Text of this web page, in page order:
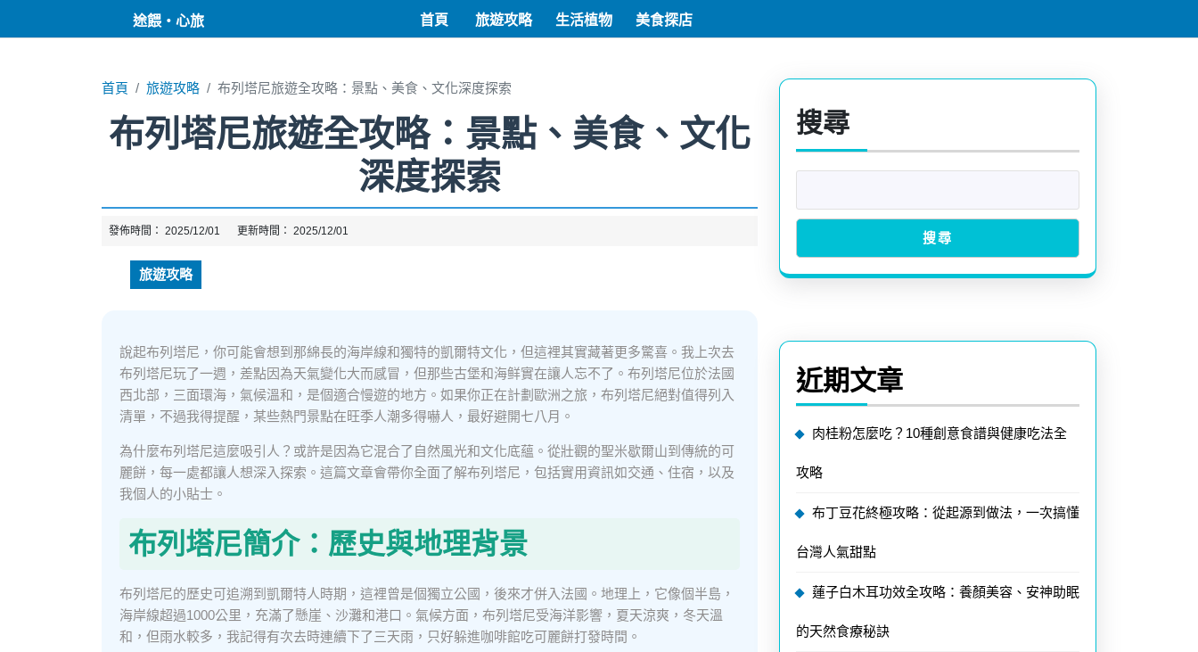
途餵・心旅 首頁 旅遊攻略 生活植物 美食探店
首頁 旅遊攻略 布列塔尼旅遊全攻略：景點、美食、文化深度探索
布列塔尼旅遊全攻略：景點、美食、文化
深度探索
發佈時間： 2025/12/01 更新時間： 2025/12/01
旅遊攻略
說起布列塔尼，你可能會想到那綿長的海岸線和獨特的凱爾特文化，但這裡其實藏著更多驚喜。我上次去
布列塔尼玩了一週，差點因為天氣變化大而感冒，但那些古堡和海鲜實在讓人忘不了。布列塔尼位於法國
西北部，三面環海，氣候溫和，是個適合慢遊的地方。如果你正在計劃歐洲之旅，布列塔尼絕對值得列入
清單，不過我得提醒，某些熱門景點在旺季人潮多得嚇人，最好避開七八月。
為什麼布列塔尼這麼吸引人？或許是因為它混合了自然風光和文化底蘊。從壯觀的聖米歇爾山到傳統的可
麗餅，每一處都讓人想深入探索。這篇文章會帶你全面了解布列塔尼，包括實用資訊如交通、住宿，以及
我個人的小貼士。
布列塔尼簡介：歷史與地理背景
布列塔尼的歷史可追溯到凱爾特人時期，這裡曾是個獨立公國，後來才併入法國。地理上，它像個半島，
海岸線超過1000公里，充滿了懸崖、沙灘和港口。氣候方面，布列塔尼受海洋影響，夏天涼爽，冬天溫
和，但雨水較多，我記得有次去時連續下了三天雨，只好躲進咖啡館吃可麗餅打發時間。
搜尋
搜尋
近期文章
肉桂粉怎麼吃？10種創意食譜與健康吃法全
攻略
布丁豆花終極攻略：從起源到做法，一次搞懂
台灣人氣甜點
蓮子白木耳功效全攻略：養顏美容、安神助眠
的天然食療秘訣